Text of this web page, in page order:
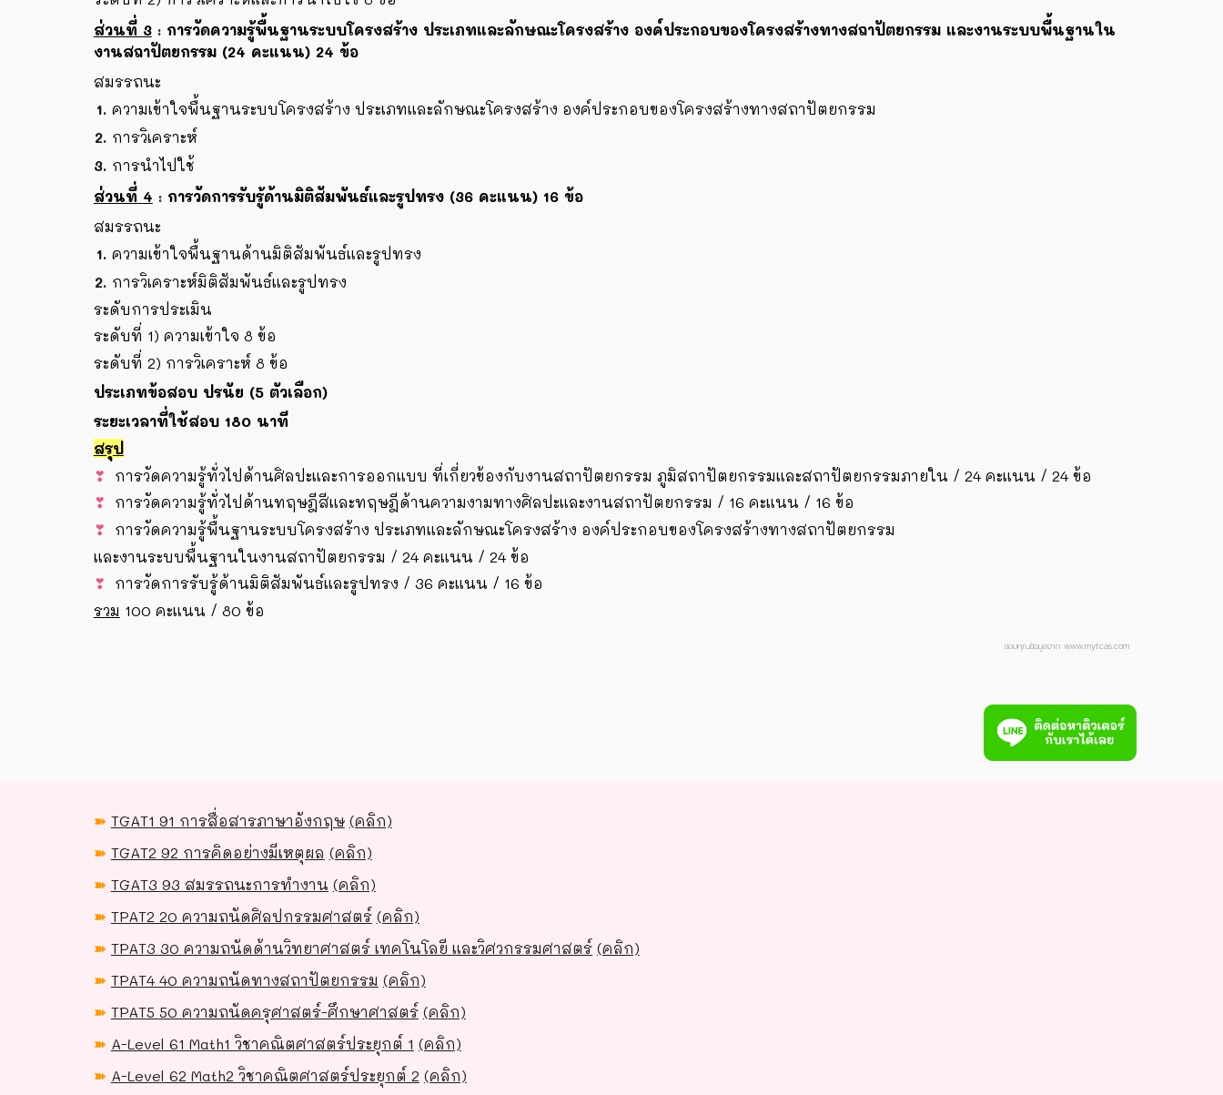
ส่วนที่ 3: การวัดความรู้พื้นฐานระบบโครงสร้าง ประเภทและลักษณะโครงสร้าง องค์ประกอบของโครงสร้างทางสถาปัตยกรรม และงานระบบพื้นฐานใน
งานสถาปัตยกรรม (24 คะแนน) 24 ข้อ
สมรรถนะ
ความเข้าใจพื้นฐานระบบโครงสร้าง ประเภทและลักษณะโครงสร้าง องค์ประกอบของโครงสร้างทางสถาปัตยกรรม
การวิเคราะห์
การนำไปใช้
ส่วนที่ 4 : การวัดการรับรู้ด้านมิติสัมพันธ์และรูปทรง (36 คะแนน) 16ข้อ
สมรรถนะ
ความเข้าใจพื้นฐานด้านมิติสัมพันธ์และรูปทรง
การวิเคราะห์มิติสัมพันธ์และรูปทรง
ระดับการประเมิน
ระดับที่ 1) ความเข้าใจ 8 ข้อ
ระดับที่ 2) การวิเคราะห์ 8 ข้อ
ประเภทข้อสอบ ปรนัย (5 ตัวเลือก)
ระยะเวลาที่ใช้สอบ 180 นาที
สรุป
❣
การวัดความรู้ทั่วไปด้านศิลปะและการออกแบบ ที่เกี่ยวข้องกับงานสถาปัตยกรรม ภูมิสถาปัตยกรรมและสถาปัตยกรรมภายใน / 24 คะแนน / 24 ข้อ
❣
การวัดความรู้ทั่วไปด้านทฤษฎีสีและทฤษฎีด้านความงามทางศิลปะและงานสถาปัตยกรรม / 16 คะแนน / 16 ข้อ
❣
การวัดความรู้พื้นฐานระบบโครงสร้าง ประเภทและลักษณะโครงสร้าง องค์ประกอบของโครงสร้างทางสถาปัตยกรรม
และงานระบบพื้นฐานในงานสถาปัตยกรรม / 24 คะแนน / 24 ข้อ
❣
การวัดการรับรู้ด้านมิติสัมพันธ์และรูปทรง / 36 คะแนน / 16 ข้อ
รวม 100 คะแนน / 80 ข้อ
ขอบคุณข้อมูลจาก www.mytcas.com
➽ TGAT1 91 การสื่อสารภาษาอังกฤษ (คลิก)
➽ TGAT2 92 การคิดอย่างมีเหตุผล (คลิก)
➽ TGAT3 93 สมรรถนะการทำงาน (คลิก)
➽ TPAT2 20 ความถนัดศิลปกรรมศาสตร์ (คลิก)
➽ TPAT3 30 ความถนัดด้านวิทยาศาสตร์ เทคโนโลยี และวิศวกรรมศาสตร์ (คลิก)
➽ TPAT4 40 ความถนัดทางสถาปัตยกรรม (คลิก)
➽ TPAT5 50 ความถนัดครุศาสตร์-ศึกษาศาสตร์ (คลิก)
➽ A-Level 61 Math1 วิชาคณิตศาสตร์ประยุกต์ 1 (คลิก)
➽ A-Level 62 Math2 วิชาคณิตศาสตร์ประยุกต์ 2 (คลิก)